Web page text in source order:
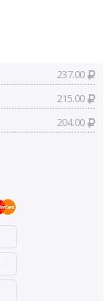
237.00
215.00
204.00